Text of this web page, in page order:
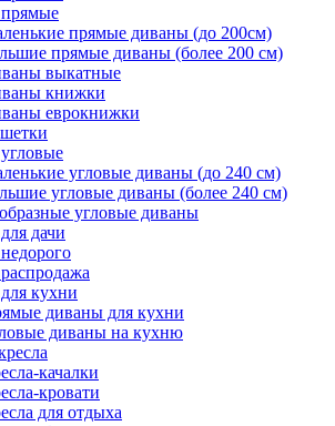
прямые диваны (до 200см)
прямые диваны (более 200 см)
выкатные
книжки
еврокнижки
угловые диваны (до 240 см)
угловые диваны (более 240 см)
угловые диваны
дачи
кухни
диваны для кухни
диваны на кухню
качалки
кровати
для отдыха